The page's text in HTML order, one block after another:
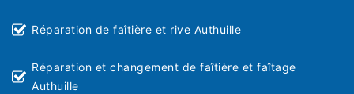
Réparation de faîtière et rive Authuille
Réparation et changement de faîtière et faîtage
Authuille